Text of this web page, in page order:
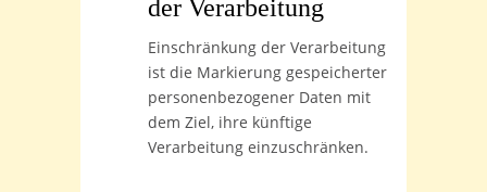
der Verarbeitung
Einschränkung der Verarbeitung
ist die Markierung gespeicherter
personenbezogener Daten mit
dem Ziel, ihre künftige
Verarbeitung einzuschränken.